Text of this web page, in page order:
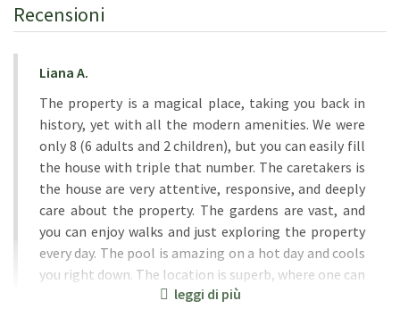
Recensioni
Liana A.
The property is a magical place, taking you back in
history, yet with all the modern amenities. We were
only 8 (6 adults and 2 children), but you can easily fill
the house with triple that number. The caretakers is
the house are very attentive, responsive, and deeply
care about the property. The gardens are vast, and
you can enjoy walks and just exploring the property
every day. The pool is amazing on a hot day and cools
you right down. The location is superb, where one can
easily walk to town, yet feel secluded enough from
leggi di più